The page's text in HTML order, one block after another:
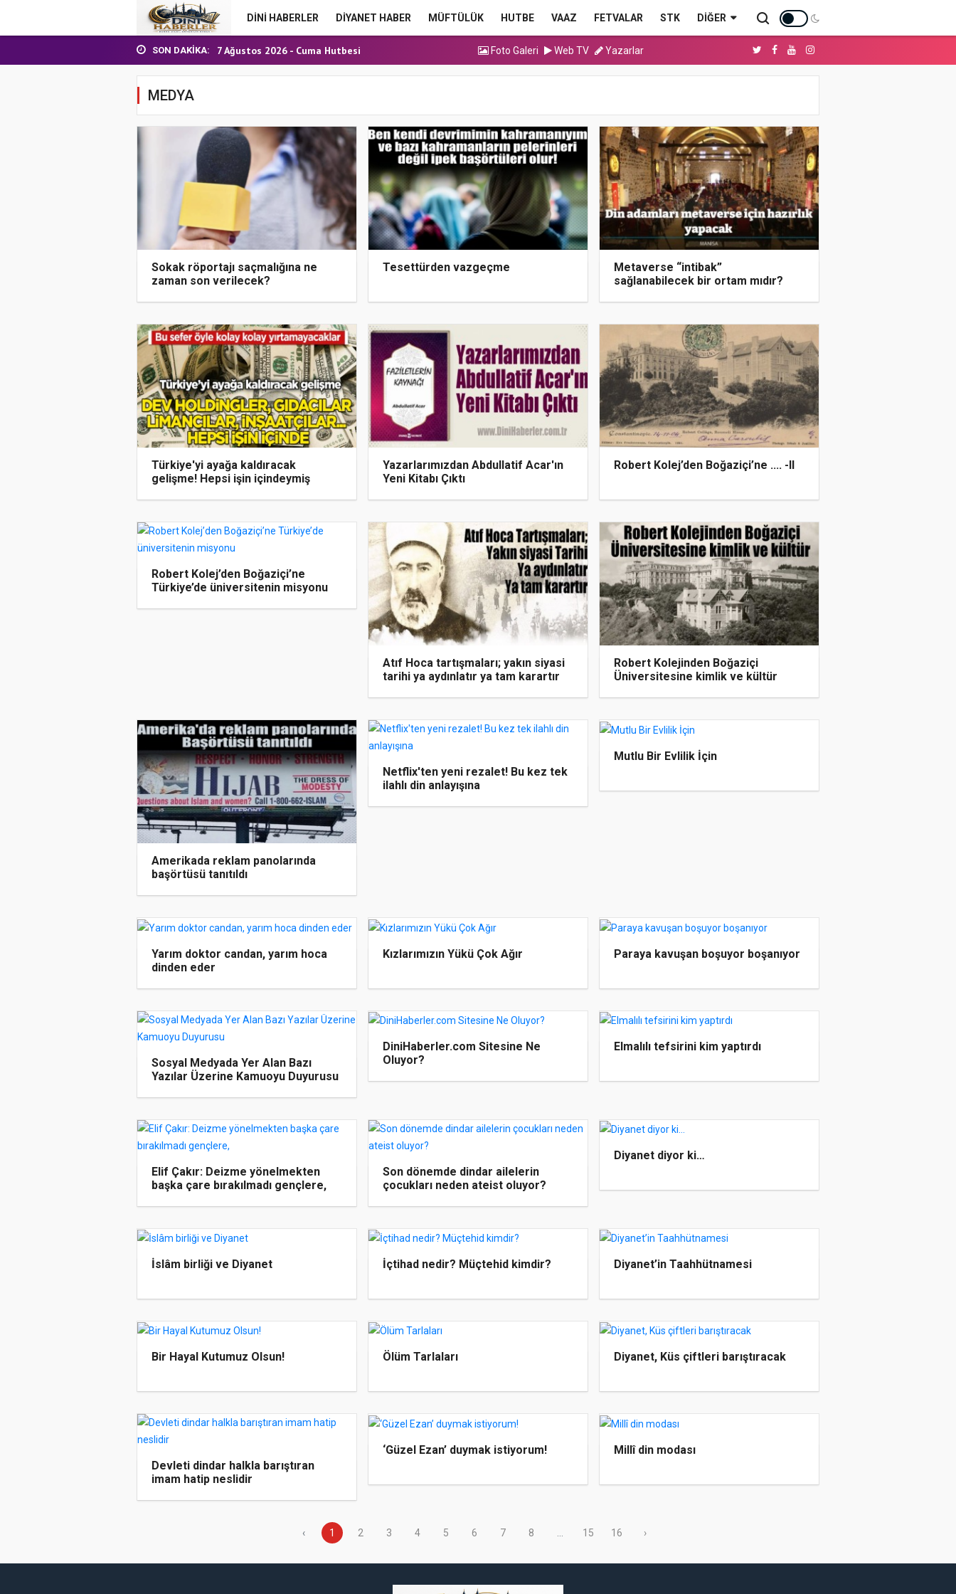
DİNİ HABERLER DİYANET HABER MÜFTÜLÜK HUTBE VAAZ FETVALAR STK DIĞER
SON DAKIKA:
24 Temmuz 2026 - Cuma Hutbesi
7 Ağustos 2026 - Cuma Hutbesi
Nakil Talebinde Bulunacak Kadrolu Kur’an...
Aşçı Alımı (Kurum İçi) Sınavı (Sözlü) So...
7 Ağustos 2026 - Cuma Hutbesi
Foto Galeri Web TV Yazarlar
MEDYA
Sokak röportajı saçmalığına ne
zaman son verilecek?
Tesettürden vazgeçme
Metaverse “intibak”
sağlanabilecek bir ortam mıdır?
Türkiye'yi ayağa kaldıracak
gelişme! Hepsi işin içindeymiş
Yazarlarımızdan Abdullatif Acar'ın
Yeni Kitabı Çıktı
Robert Kolej’den Boğaziçi’ne .... -II
Robert Kolej’den Boğaziçi’ne
Türkiye’de üniversitenin misyonu
Atıf Hoca tartışmaları; yakın siyasi
tarihi ya aydınlatır ya tam karartır
Robert Kolejinden Boğaziçi
Üniversitesine kimlik ve kültür
Amerikada reklam panolarında
başörtüsü tanıtıldı
Netflix'ten yeni rezalet! Bu kez tek
ilahlı din anlayışına
Mutlu Bir Evlilik İçin
Yarım doktor candan, yarım hoca
dinden eder
Kızlarımızın Yükü Çok Ağır Paraya kavuşan boşuyor boşanıyor
Sosyal Medyada Yer Alan Bazı
Yazılar Üzerine Kamuoyu Duyurusu
DiniHaberler.com Sitesine Ne
Oluyor?
Elmalılı tefsirini kim yaptırdı
Elif Çakır: Deizme yönelmekten
başka çare bırakılmadı gençlere,
Son dönemde dindar ailelerin
çocukları neden ateist oluyor?
Diyanet diyor ki…
İslâm birliği ve Diyanet İçtihad nedir? Müçtehid kimdir? Diyanet’in Taahhütnamesi
Bir Hayal Kutumuz Olsun! Ölüm Tarlaları Diyanet, Küs çiftleri barıştıracak
Devleti dindar halkla barıştıran
imam hatip neslidir
‘Güzel Ezan’ duymak istiyorum! Millî din modası
‹ 1 2 3 4 5 6 7 8 ... 15 16 ›